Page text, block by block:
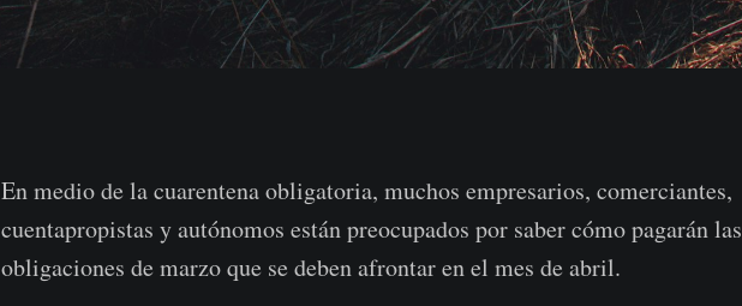
En medio de la cuarentena obligatoria, muchos empresarios, comerciantes,
cuentapropistas y autónomos están preocupados por saber cómo pagarán las
obligaciones de marzo que se deben afrontar en el mes de abril.